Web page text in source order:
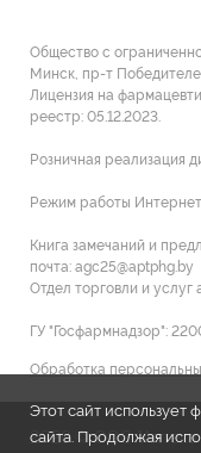
Общество с
Минск, пр-т
Лицензия на
реестр: 05.12.2023.
Розничная реализация
Режим работы
Книга замечаний и
почта: agc25@aptphg.by
Отдел торговли и
ГУ "Госфармнадзор":
Обработка
2026 © ООО "Аптека
Этот сайт
сайта. Продолжая